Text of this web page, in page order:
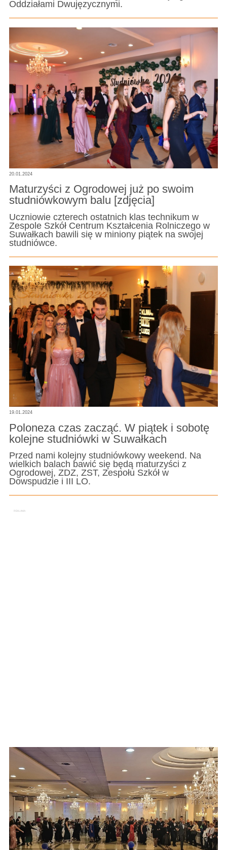
Oddziałami Dwujęzycznymi.
20.01.2024
Maturzyści z Ogrodowej już po swoim
studniówkowym balu [zdjęcia]
Uczniowie czterech ostatnich klas technikum w
Zespole Szkół Centrum Kształcenia Rolniczego w
Suwałkach bawili się w miniony piątek na swojej
studniówce.
19.01.2024
Poloneza czas zacząć. W piątek i sobotę
kolejne studniówki w Suwałkach
Przed nami kolejny studniówkowy weekend. Na
wielkich balach bawić się będą maturzyści z
Ogrodowej, ZDZ, ZST, Zespołu Szkół w
Dowspudzie i III LO.